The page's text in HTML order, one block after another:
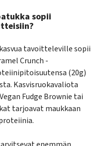
sopii
tavoitteleville sopii
Crunch -
(20g)
Kasvisruokavaliota
Fudge Brownie tai
tarjoavat maukkaan